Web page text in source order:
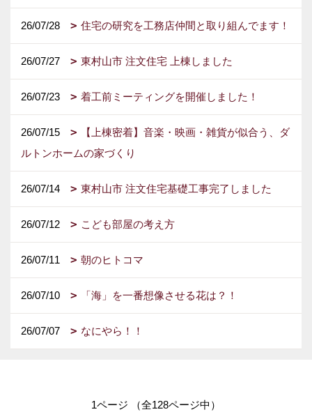
26/07/28 住宅の研究を工務店仲間と取り組んでます！
26/07/27 東村山市 注文住宅 上棟しました
26/07/23 着工前ミーティングを開催しました！
26/07/15
【上棟密着】音楽・映画・雑貨が似合う、ダ
ルトンホームの家づくり
26/07/14 東村山市 注文住宅基礎工事完了しました
26/07/12 こども部屋の考え方
26/07/11 朝のヒトコマ
26/07/10 「海」を一番想像させる花は？！
26/07/07 なにやら！！
1ページ （全128ページ中）